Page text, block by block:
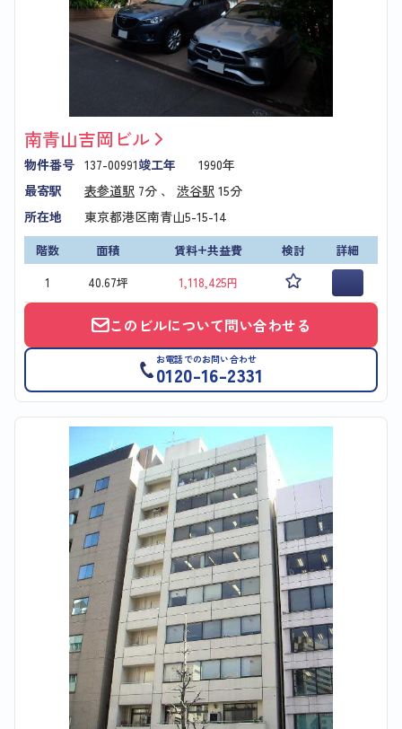
南青山吉岡ビル
物件番号 137-00991竣工年
1990年
最寄駅
表参道駅 7分 、 渋谷駅 15分
所在地
東京都港区南青山5-15-14
階数 面積 賃料+共益費 検討
詳細
1
40.67坪 1,118,425円
このビルについて問い合わせる
お電話でのお問い合わせ
0120-16-2331